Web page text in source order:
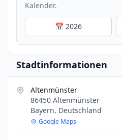
Kalender.
📅 2026
Stadtinformationen
Altenmünster
86450 Altenmünster
Bayern, Deutschland
Google Maps